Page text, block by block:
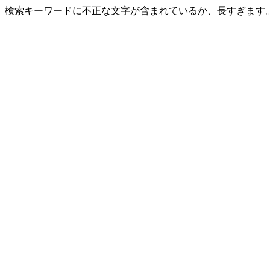
検索キーワードに不正な文字が含まれているか、長すぎます